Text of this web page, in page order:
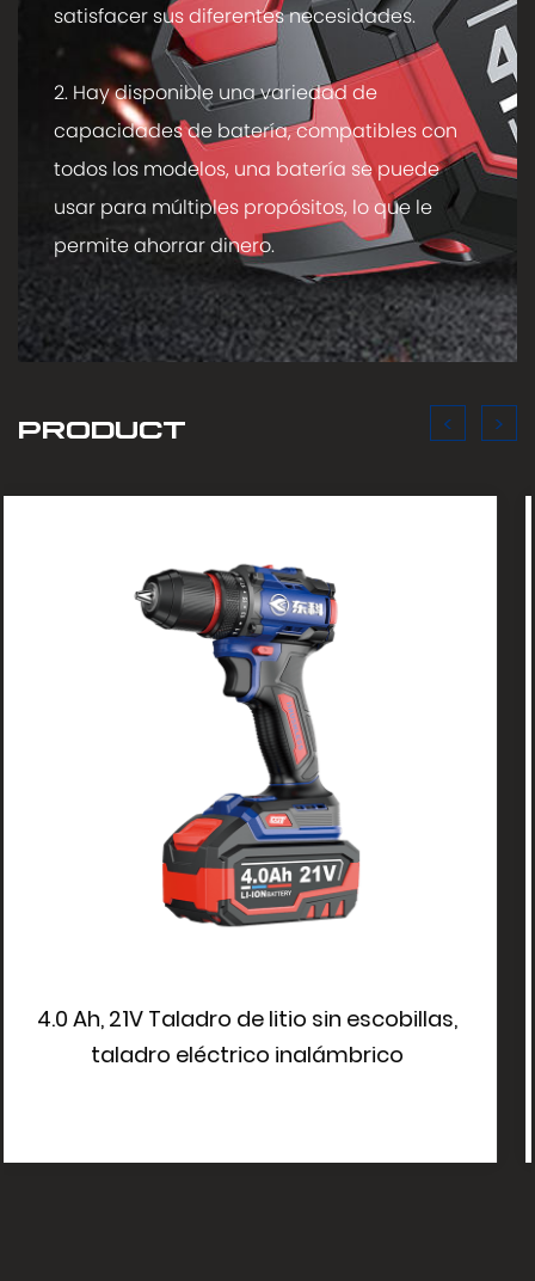
satisfacer sus diferentes necesidades.
2. Hay disponible una variedad de
capacidades de batería, compatibles con
todos los modelos, una batería se puede
usar para múltiples propósitos, lo que le
permite ahorrar dinero.
PRODUCT < >
escobillas,
Taladro inalámbrico con
recargable y motor sin